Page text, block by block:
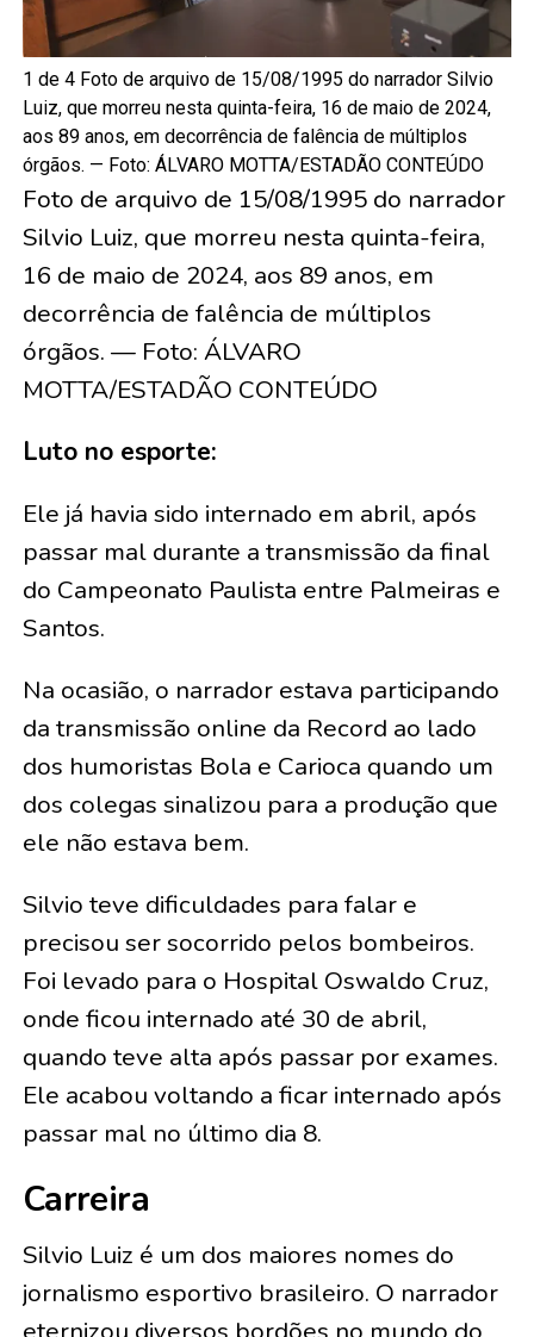
1 de 4 Foto de arquivo de 15/08/1995 do narrador Silvio
Luiz, que morreu nesta quinta-feira, 16 de maio de 2024,
aos 89 anos, em decorrência de falência de múltiplos
órgãos. — Foto: ÁLVARO MOTTA/ESTADÃO CONTEÚDO
Foto de arquivo de 15/08/1995 do narrador
Silvio Luiz, que morreu nesta quinta-feira,
16 de maio de 2024, aos 89 anos, em
decorrência de falência de múltiplos
órgãos. — Foto: ÁLVARO
MOTTA/ESTADÃO CONTEÚDO
Luto no esporte:
Ele já havia sido internado em abril, após
passar mal durante a transmissão da final
do Campeonato Paulista entre Palmeiras e
Santos.
Na ocasião, o narrador estava participando
da transmissão online da Record ao lado
dos humoristas Bola e Carioca quando um
dos colegas sinalizou para a produção que
ele não estava bem.
Silvio teve dificuldades para falar e
precisou ser socorrido pelos bombeiros.
Foi levado para o Hospital Oswaldo Cruz,
onde ficou internado até 30 de abril,
quando teve alta após passar por exames.
Ele acabou voltando a ficar internado após
passar mal no último dia 8.
Carreira
Silvio Luiz é um dos maiores nomes do
jornalismo esportivo brasileiro. O narrador